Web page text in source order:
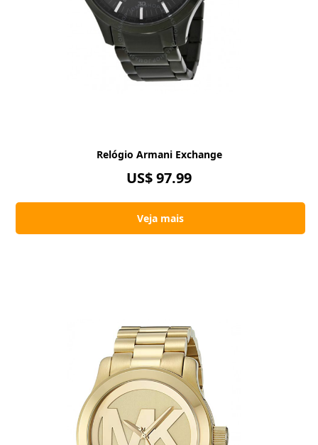
Relógio Armani Exchange
US$ 97.99
Veja mais